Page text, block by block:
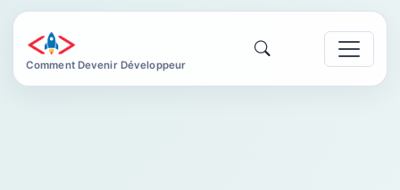
Comment Devenir Développeur